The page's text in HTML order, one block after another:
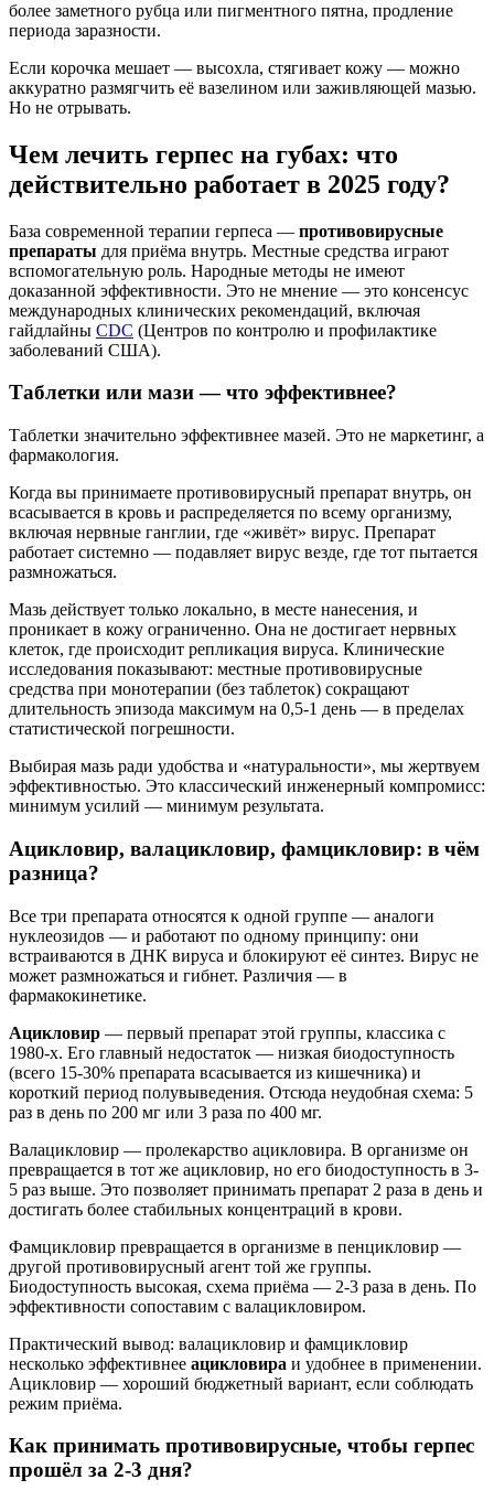
более заметного рубца или пигментного пятна, продление
периода заразности.
Если корочка мешает — высохла, стягивает кожу — можно
аккуратно размягчить её вазелином или заживляющей мазью.
Но не отрывать.
Чем лечить герпес на губах: что
действительно работает в 2025 году?
База современной терапии герпеса — противовирусные
препараты для приёма внутрь. Местные средства играют
вспомогательную роль. Народные методы не имеют
доказанной эффективности. Это не мнение — это консенсус
международных клинических рекомендаций, включая
гайдлайны CDC (Центров по контролю и профилактике
заболеваний США).
Таблетки или мази — что эффективнее?
Таблетки значительно эффективнее мазей. Это не маркетинг, а
фармакология.
Когда вы принимаете противовирусный препарат внутрь, он
всасывается в кровь и распределяется по всему организму,
включая нервные ганглии, где «живёт» вирус. Препарат
работает системно — подавляет вирус везде, где тот пытается
размножаться.
Мазь действует только локально, в месте нанесения, и
проникает в кожу ограниченно. Она не достигает нервных
клеток, где происходит репликация вируса. Клинические
исследования показывают: местные противовирусные
средства при монотерапии (без таблеток) сокращают
длительность эпизода максимум на 0,5-1 день — в пределах
статистической погрешности.
Выбирая мазь ради удобства и «натуральности», мы жертвуем
эффективностью. Это классический инженерный компромисс:
минимум усилий — минимум результата.
Ацикловир, валацикловир, фамцикловир: в чём
разница?
Все три препарата относятся к одной группе — аналоги
нуклеозидов — и работают по одному принципу: они
встраиваются в ДНК вируса и блокируют её синтез. Вирус не
может размножаться и гибнет. Различия — в
фармакокинетике.
Ацикловир — первый препарат этой группы, классика с
1980-х. Его главный недостаток — низкая биодоступность
(всего 15-30% препарата всасывается из кишечника) и
короткий период полувыведения. Отсюда неудобная схема: 5
раз в день по 200 мг или 3 раза по 400 мг.
Валацикловир — пролекарство ацикловира. В организме он
превращается в тот же ацикловир, но его биодоступность в 3-
5 раз выше. Это позволяет принимать препарат 2 раза в день и
достигать более стабильных концентраций в крови.
Фамцикловир превращается в организме в пенцикловир —
другой противовирусный агент той же группы.
Биодоступность высокая, схема приёма — 2-3 раза в день. По
эффективности сопоставим с валацикловиром.
Практический вывод: валацикловир и фамцикловир
несколько эффективнее ацикловира и удобнее в применении.
Ацикловир — хороший бюджетный вариант, если соблюдать
режим приёма.
Как принимать противовирусные, чтобы герпес
прошёл за 2-3 дня?